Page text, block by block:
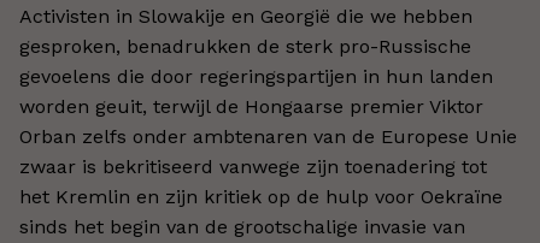
Activisten in Slowakije en Georgië die we hebben
gesproken, benadrukken de sterk pro-Russische
gevoelens die door regeringspartijen in hun landen
worden geuit, terwijl de Hongaarse premier Viktor
Orban zelfs onder ambtenaren van de Europese Unie
zwaar is bekritiseerd vanwege zijn toenadering tot
het Kremlin en zijn kritiek op de hulp voor Oekraïne
sinds het begin van de grootschalige invasie van